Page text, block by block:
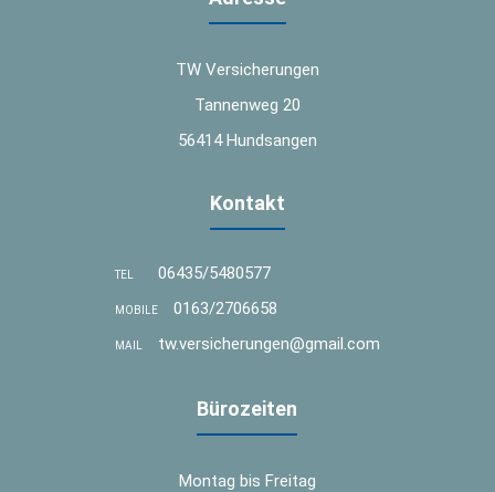
TW Versicherungen
Tannenweg 20
56414 Hundsangen
Kontakt
TEL 06435/5480577
MOBILE 0163/2706658
MAIL tw.versicherungen@gmail.com
Bürozeiten
Montag bis Freitag